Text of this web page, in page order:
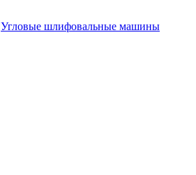
Угловые шлифовальные машины